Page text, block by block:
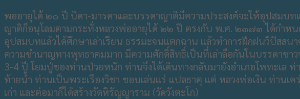
พออายุได้ ๒๐ ปี บิดา-มารดาและบรรดาญาติมีความประสงค์จะให้อุปสมบท
ญาติก็อนุโลมตามกระทั่งหลวงพ่ออายุได้ ๒๒ ปี ตรงกับ พ.ศ. ๒๓๗๓ ได้กำห
อุปสมบทแล้วได้ศึกษาเล่าเรียน ธรรมะจนแตกฉาน แล้วทำการฝึกฝนวิปัสส
ความชำนาญทางพุทธาคมมาก มีความศักดิ์สิทธิ์เป็นที่เล่าลือกันในบรรดาช
3-4 ปี โยมปู่ของท่านป่วยหนัก ท่านจึงได้เดินทางกลับมายังอำเภอโพทะเล
ท้ายน้ำ ท่านเป็นพระเรืองวิชา ชอบเล่นแร่ แปลธาตุ แต่ หลวงพ่อเงิน ท่านเ
เก่า และต่อมาก็ได้สร้างวัดหิรัญญาราม (วัดวังตะโก)